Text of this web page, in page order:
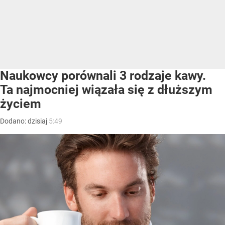
Naukowcy porównali 3 rodzaje kawy.
Ta najmocniej wiązała się z dłuższym
życiem
Dodano:dzisiaj 5:49